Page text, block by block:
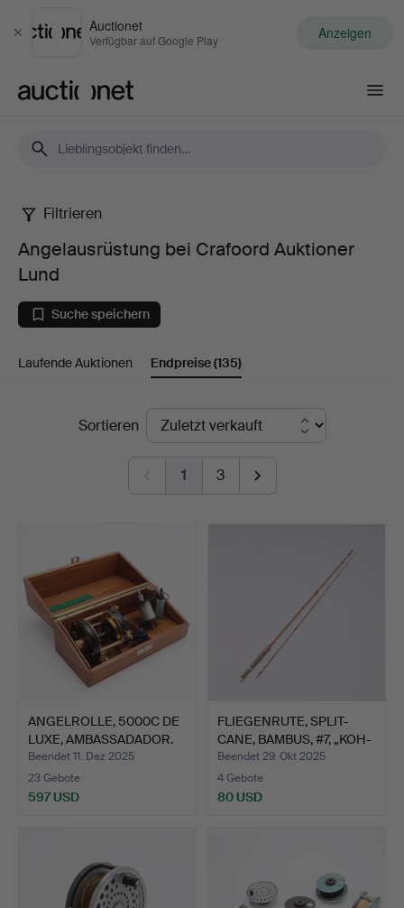
Schließen
Auctionet
Verfügbar auf Google Play Anzeigen
Angelausrüstung
bei
Crafoord
Auktioner
Filtrieren
Angelausrüstung bei Crafoord Auktioner
Lund
Suche speichern
Laufende Auktionen Endpreise(135)
EndpreiseSortieren
1 3
ANGELROLLE, 5000C DE
LUXE, AMBASSADADOR.
Beendet 11. Dez 2025
23 Gebote
597 USD
FLIEGENRUTE, SPLIT-
CANE, BAMBUS, #7, „KOH-
…
Beendet 29. Okt 2025
4 Gebote
80 USD